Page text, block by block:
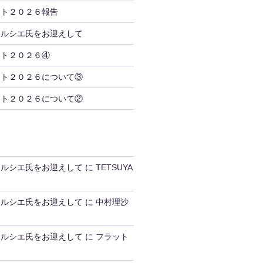
２０２６報告
シエ氏をお迎えして
ト２０２６④
ト２０２６について③
ト２０２６について②
シエ氏をお迎えして に TETSUYA
シエ氏をお迎えして に 中村理沙
シエ氏をお迎えして に フラット